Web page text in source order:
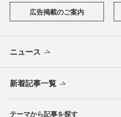
広告掲載のご案内
ニュース
新着記事一覧
テーマから記事を探す